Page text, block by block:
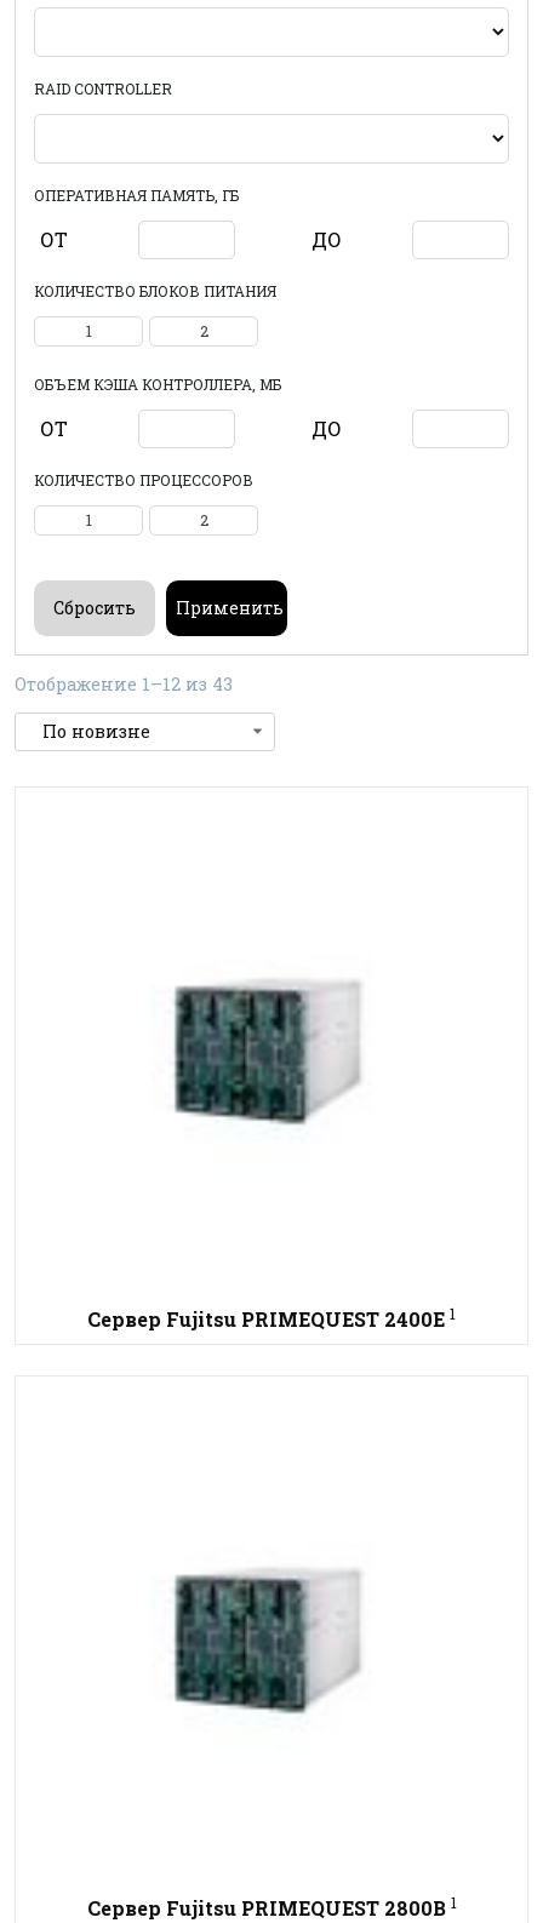
RAID CONTROLLER
ОПЕРАТИВНАЯ ПАМЯТЬ, ГБ
ОТ ДО
КОЛИЧЕСТВО БЛОКОВ ПИТАНИЯ
1 2
ОБЪЕМ КЭША КОНТРОЛЛЕРА, МБ
ОТ ДО
КОЛИЧЕСТВО ПРОЦЕССОРОВ
1 2
Отображение 1–12 из 43
Сервер Fujitsu PRIMEQUEST 2400E 1
Сервер Fujitsu PRIMEQUEST 2800B 1